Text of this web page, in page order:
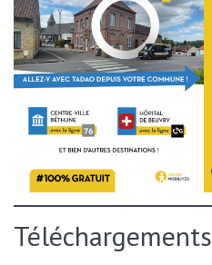
Téléchargements